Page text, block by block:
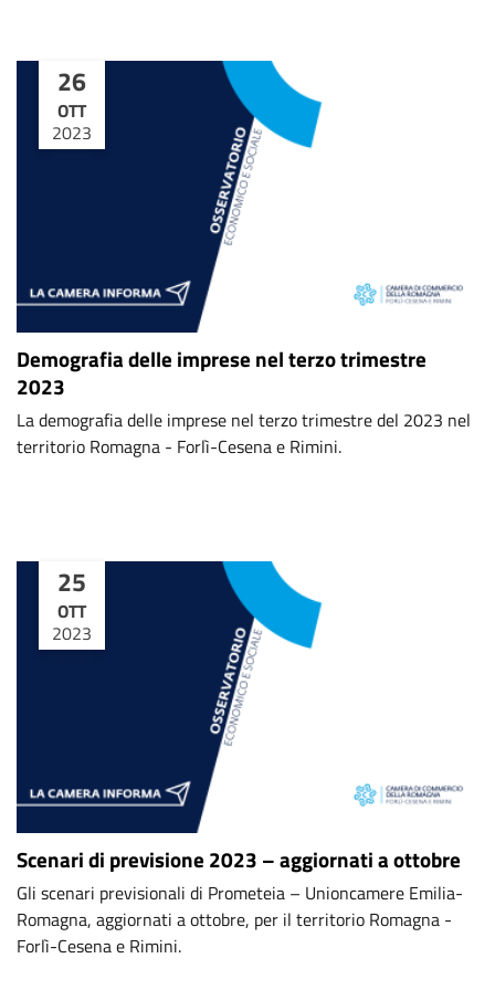
26
OTT
2023
Demografia delle imprese nel terzo trimestre
2023
La demografia delle imprese nel terzo trimestre del 2023 nel
territorio Romagna - Forlì-Cesena e Rimini.
25
OTT
2023
Scenari di previsione 2023 – aggiornati a ottobre
Gli scenari previsionali di Prometeia – Unioncamere Emilia-
Romagna, aggiornati a ottobre, per il territorio Romagna -
Forlì-Cesena e Rimini.